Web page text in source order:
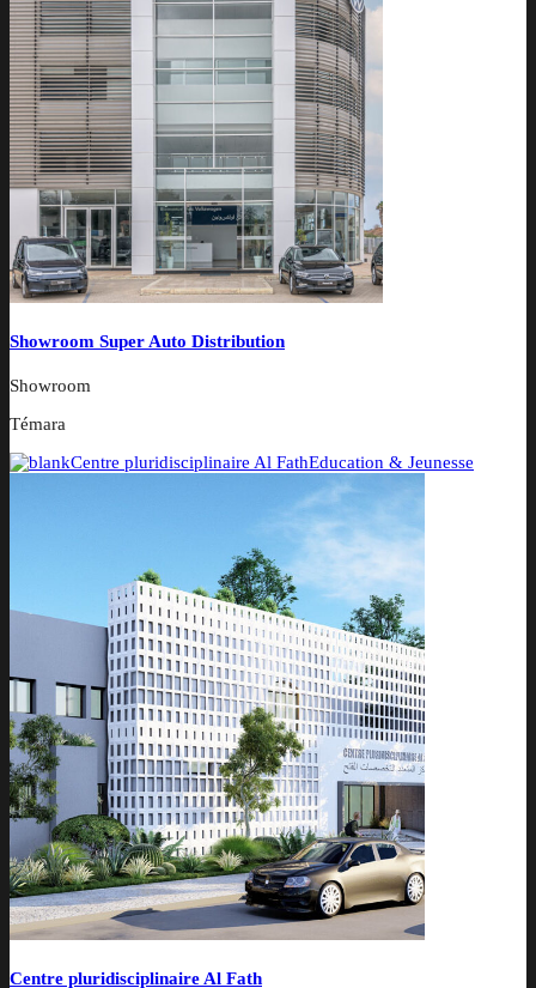
Showroom Super Auto Distribution
Showroom
Témara
Centre pluridisciplinaire Al FathEducation & Jeunesse
Centre pluridisciplinaire Al Fath